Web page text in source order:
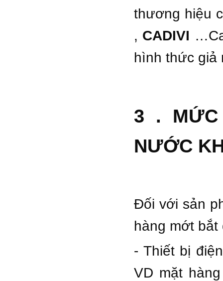
thương hiệu
, CADIVI
hình thức giả
3 . MỨC
NƯỚC
Đối với sản
hàng mớt
- Thiết bị
VD mặt